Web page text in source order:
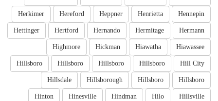
Hennepin
Henrietta
Heppner
Hereford
Herkimer
Hermann
Hermitage
Hernando
Hertford
Hettinger
Hiawassee
Hiawatha
Hickman
Highmore
Hill City
Hillsboro
Hillsboro
Hillsboro
Hillsboro
Hillsboro
Hillsboro
Hillsborough
Hillsdale
Hillsville
Hilo
Hindman
Hinesville
Hinton